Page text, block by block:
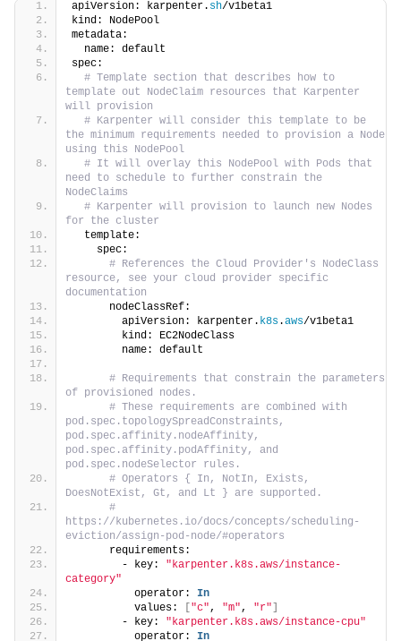
apiVersion: karpenter. sh/v1beta1
kind: NodePool
metadata:
  name: default
spec:
# Template section that describes how to
template out NodeClaim resources that Karpenter
will provision
# Karpenter will consider this template to be
the minimum requirements needed to provision a Node
using this NodePool
# It will overlay this NodePool with Pods that
need to schedule to further constrain the
NodeClaims
# Karpenter will provision to launch new Nodes
for the cluster
  template:
    spec:
# References the Cloud Provider's NodeClass
resource, see your cloud provider specific
documentation
      nodeClassRef:
        apiVersion: karpenter.
k8s.aws/v1beta1
        kind: EC2NodeClass
        name: default
# Requirements that constrain the parameters
of provisioned nodes.
# These requirements are combined with
pod.spec.topologySpreadConstraints,
pod.spec.affinity.nodeAffinity,
pod.spec.affinity.podAffinity, and
pod.spec.nodeSelector rules.
# Operators { In, NotIn, Exists,
DoesNotExist, Gt, and Lt } are supported.
#
https://kubernetes.io/docs/concepts/scheduling-
eviction/assign-pod-node/#operators
      requirements:
        - key:
"karpenter.k8s.aws/instance-
category"
          operator:
In
          values:
"c", "m", "r"
        - key:
"karpenter.k8s.aws/instance-cpu"
          operator:
In